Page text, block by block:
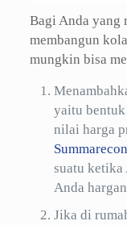
Bagi Anda yang
membangun
mungkin bisa
yaitu
nilai harga
suatu ketika
Anda
Jika di